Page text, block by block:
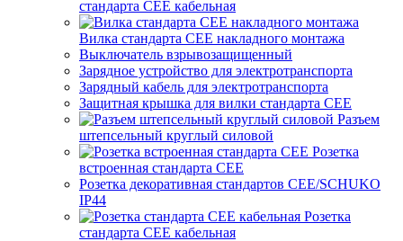
стандарта CEE кабельная
Вилка стандарта CEE накладного монтажа
Выключатель взрывозащищенный
Зарядное устройство для электротранспорта
Зарядный кабель для электротранспорта
Защитная крышка для вилки стандарта CEE
Разъем
штепсельный круглый силовой
Розетка
встроенная стандарта CEE
Розетка декоративная стандартов CEE/SCHUKO
IP44
Розетка
стандарта СЕЕ кабельная